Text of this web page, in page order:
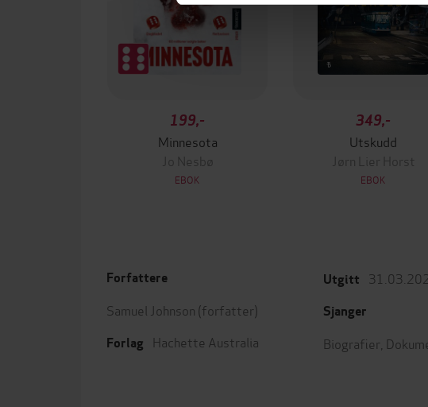
199,-
Minnesota
Jo Nesbø
EBOK
349,-
Utskudd
Jørn Lier Horst
EBOK
Forfattere
Samuel Johnson (forfatter)
Forlag Hachette Australia
Utgitt
Sjanger
Biografier